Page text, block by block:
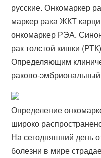
русские. Онкомаркер
маркер рака ЖКТ
онкомаркер РЭА.
рак толстой кишки
Определяющим
раково-
Определение
широко
На сегодняшний день
болезни в мире